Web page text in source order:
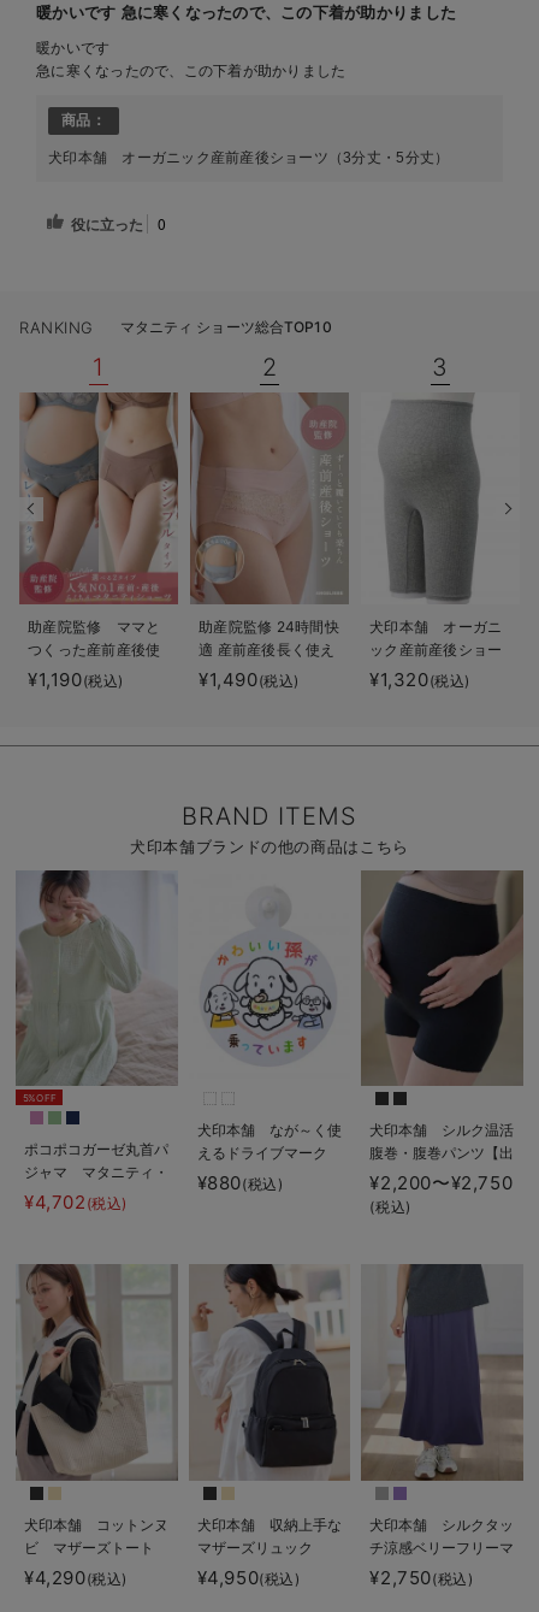
暖かいです 急に寒くなったので、この下着が助かりました
暖かいです
急に寒くなったので、この下着が助かりました
商品：
犬印本舗 オーガニック産前産後ショーツ（3分丈・5分丈）
役に立った 0
RANKING マタニティ ショーツ総合TOP10
1
助産院監修 ママと
つくった産前産後使
えるローライズマタ
ニティショーツ
¥1,190(税込)
2
助産院監修 24時間快
適 産前産後長く使え
るマタニティショー
¥1,490(税込)
3
犬印本舗 オーガニ
ック産前産後ショー
ツ（3分丈・5分丈）
¥1,320(税込)
BRAND ITEMS
犬印本舗ブランドの他の商品はこちら
5%OFF
ポコポコガーゼ丸首パ
ジャマ マタニティ・
授乳パジャマ【産後も
長く着れる】
ルシ）
¥4,702 (税込)
犬印本舗 なが～く使
えるドライブマーク
¥880(税込)
犬印本舗 シルク温活
腹巻・腹巻パンツ【出
産後も長く使える】
¥2,200〜¥2,750
(税込)
犬印本舗 コットンヌ
ビ マザーズトート
ポーチ付
¥4,290(税込)
犬印本舗 収納上手な
マザーズリュック
¥4,950(税込)
犬印本舗 シルクタッ
チ涼感ベリーフリーマ
キシスカート マタニ
ティ・産後【出産後も
¥2,750(税込)